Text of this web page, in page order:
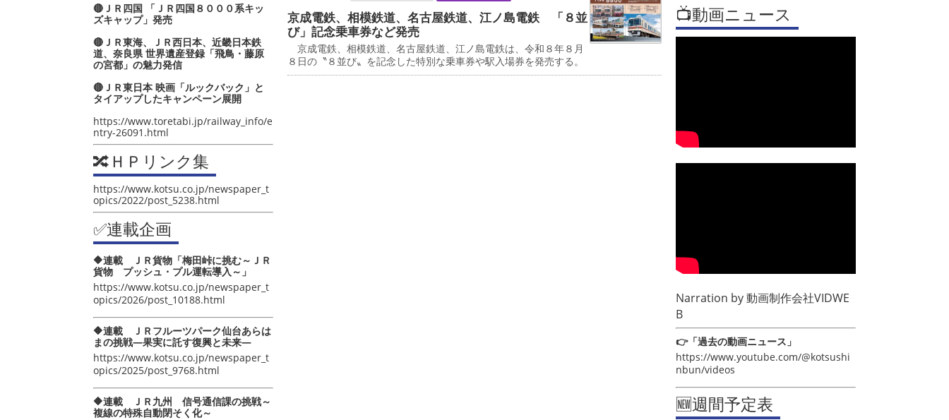
🔴ＪＲ四国 「ＪＲ四国８０００系キッ
ズキャップ」発売
🔴ＪＲ東海、ＪＲ西日本、近畿日本鉄
道、奈良県 世界遺産登録「飛鳥・藤原
の宮都」の魅力発信
🔴ＪＲ東日本 映画「ルックバック」と
タイアップしたキャンペーン展開
https://www.toretabi.jp/railway_info/e
ntry-26091.html
🔀ＨＰリンク集
https://www.kotsu.co.jp/newspaper_t
opics/2022/post_5238.html
✅連載企画
🔶連載 ＪＲ貨物「梅田峠に挑む～ＪＲ
貨物 プッシュ・プル運転導入～」
https://www.kotsu.co.jp/newspaper_t
opics/2026/post_10188.html
🔶連載 ＪＲフルーツパーク仙台あらは
まの挑戦―果実に託す復興と未来―
https://www.kotsu.co.jp/newspaper_t
opics/2025/post_9768.html
🔶連載 ＪＲ九州 信号通信課の挑戦～
複線の特殊自動閉そく化～
京成電鉄、相模鉄道、名古屋鉄道、江ノ島電鉄 「８並
び」記念乗車券など発売
京成電鉄、相模鉄道、名古屋鉄道、江ノ島電鉄は、令和８年８月
８日の〝８並び〟を記念した特別な乗車券や駅入場券を発売する。
📺動画ニュース
Narration by動画制作会社VIDWE
B
👉「過去の動画ニュース」
https://www.youtube.com/@kotsushi
nbun/videos
🆕週間予定表